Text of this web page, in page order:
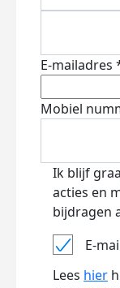
E-mailadres
Mobiel
Ik blijf
acties en
bijdragen
E-
Lees hier